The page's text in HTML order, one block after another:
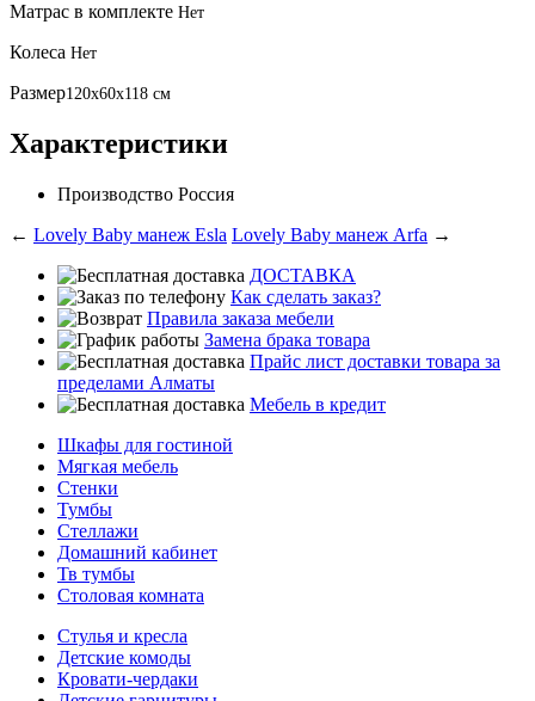
Матрас в комплекте Нет
Колеса Нет
Размер120х60х118 см
Характеристики
Производство Россия
← Lovely Baby манеж Esla Lovely Baby манеж Arfa →
ДОСТАВКА
Как сделать заказ?
Правила заказа мебели
Замена брака товара
Прайс лист доставки товара за
пределами Алматы
Мебель в кредит
Шкафы для гостиной
Мягкая мебель
Стенки
Тумбы
Стеллажи
Домашний кабинет
Тв тумбы
Столовая комната
Стулья и кресла
Детские комоды
Кровати-чердаки